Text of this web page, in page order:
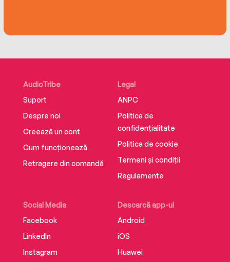
AudioTribe
Suport
Despre noi
Creează un cont
Cum funcționează
Retragere din comandă
Social Media
Facebook
LinkedIn
Instagram
Descarcă app-ul
Android
iOS
Huawei
Legal
ANPC
Politica de
confidențialitate
Politica de cookie
Termeni și condiții
Regulamente